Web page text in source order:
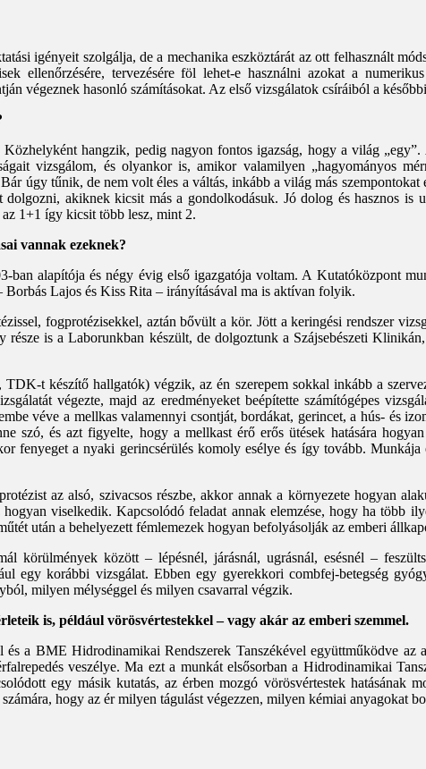
igényeit szolgálja, de a mechanika eszköztárát az ott felhasznált
ellenőrzésére, tervezésére föl lehet-e használni azokat a
végeznek hasonló számításokat. Az első vizsgálatok csíráiból a
hangzik, pedig nagyon fontos igazság, hogy a világ
vizsgálom, és olyankor is, amikor valamilyen „hagyományos
úgy tűnik, de nem volt éles a váltás, inkább a világ más
akiknek kicsit más a gondolkodásuk. Jó dolog és hasznos is
1+1 így kicsit több lesz, mint 2.
vannak ezeknek?
alapítója és négy évig első igazgatója voltam. A Kutatóközpont
Lajos és Kiss Rita – irányításával ma is aktívan folyik.
fogprotézisekkel, aztán bővült a kör. Jött a keringési rendszer
is a Laborunkban készült, de dolgoztunk a Szájsebészeti
t készítő hallgatók) végzik, az én szerepem sokkal inkább a
végezte, majd az eredményeket beépítette számítógépes
véve a mellkas valamennyi csontját, bordákat, gerincet, a hús- és
szó, és azt figyelte, hogy a mellkast érő erős ütések hatására
fenyeget a nyaki gerincsérülés komoly esélye és így tovább. Munkája
az alsó, szivacsos részbe, akkor annak a környezete hogyan
viselkedik. Kapcsolódó feladat annak elemzése, hogy ha több
után a behelyezett fémlemezek hogyan befolyásolják az emberi
körülmények között – lépésnél, járásnál, ugrásnál, esésnél –
egy korábbi vizsgálat. Ebben egy gyerekkori combfej-betegség
milyen mélységgel és milyen csavarral végzik.
is, például vörösvértestekkel – vagy akár az emberi szemmel.
a BME Hidrodinamikai Rendszerek Tanszékével együttműködve az
veszélye. Ma ezt a munkát elsősorban a Hidrodinamikai
egy másik kutatás, az érben mozgó vörösvértestek hatásának
hogy az ér milyen tágulást végezzen, milyen kémiai anyagokat